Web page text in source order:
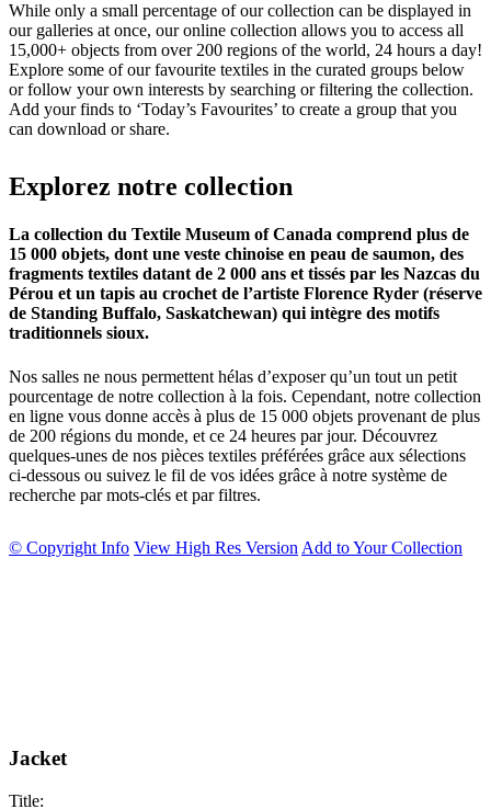
While only a small percentage of our collection can be displayed in
our galleries at once, our online collection allows you to access all
15,000+ objects from over 200 regions of the world, 24 hours a day!
Explore some of our favourite textiles in the curated groups below
or follow your own interests by searching or filtering the collection.
Add your finds to ‘Today’s Favourites’ to create a group that you
can download or share.
Explorez notre collection
La collection du Textile Museum of Canada comprend plus de
15 000 objets, dont une veste chinoise en peau de saumon, des
fragments textiles datant de 2 000 ans et tissés par les Nazcas du
Pérou et un tapis au crochet de l’artiste Florence Ryder (réserve
de Standing Buffalo, Saskatchewan) qui intègre des motifs
traditionnels sioux.
Nos salles ne nous permettent hélas d’exposer qu’un tout un petit
pourcentage de notre collection à la fois. Cependant, notre collection
en ligne vous donne accès à plus de 15 000 objets provenant de plus
de 200 régions du monde, et ce 24 heures par jour. Découvrez
quelques-unes de nos pièces textiles préférées grâce aux sélections
ci-dessous ou suivez le fil de vos idées grâce à notre système de
recherche par mots-clés et par filtres.
© Copyright Info View High Res Version Add to Your Collection
Jacket
Title: